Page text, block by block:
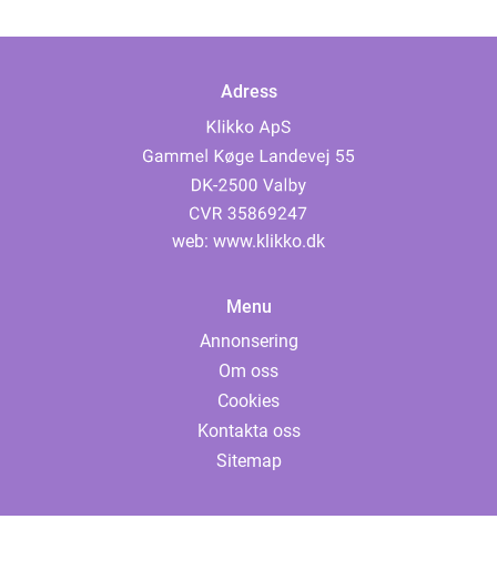
Adress
web: www.klikko.dk
Menu
Annonsering
Om oss
Cookies
Kontakta oss
Sitemap